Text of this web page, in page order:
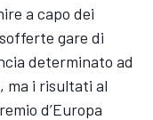
a capo dei
gare di
determinato ad
ma i risultati al
d’Europa